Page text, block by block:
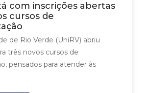
com inscrições abertas
cursos de
de Rio Verde (UniRV) abriu
três novos cursos de
pensados para atender às